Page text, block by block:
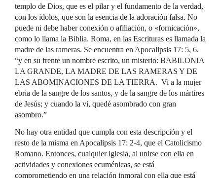
templo de Dios, que es el pilar y el fundamento de la verdad,
con los ídolos, que son la esencia de la adoración falsa. No
puede ni debe haber conexión o afiliación, o «fornicación»,
como lo llama la Biblia. Roma, en las Escrituras es llamada la
madre de las rameras. Se encuentra en Apocalipsis 17: 5, 6.
“y en su frente un nombre escrito, un misterio: BABILONIA
LA GRANDE, LA MADRE DE LAS RAMERAS Y DE
LAS ABOMINACIONES DE LA TIERRA. Vi a la mujer
ebria de la sangre de los santos, y de la sangre de los mártires
de Jesús; y cuando la vi, quedé asombrado con gran
asombro.”
No hay otra entidad que cumpla con esta descripción y el
resto de la misma en Apocalipsis 17: 2-4, que el Catolicismo
Romano. Entonces, cualquier iglesia, al unirse con ella en
actividades y conexiones ecuménicas, se está
comprometiendo en una relación inmoral con ella que está